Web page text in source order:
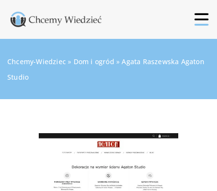
Chcemy-Wiedziec » Dom i ogród »Agata Raszewska Agaton
Studio